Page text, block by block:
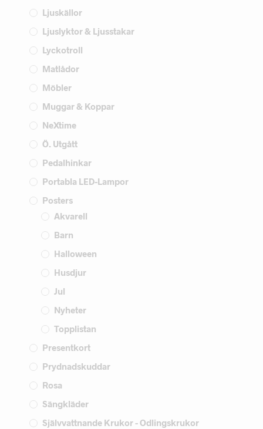
Ljuskällor
Ljuslyktor & Ljusstakar
Lyckotroll
Matlådor
Möbler
Muggar & Koppar
NeXtime
Ö. Utgått
Pedalhinkar
Portabla LED-Lampor
Posters
Akvarell
Barn
Halloween
Husdjur
Jul
Nyheter
Topplistan
Presentkort
Prydnadskuddar
Rosa
Sängkläder
Självvattnande Krukor - Odlingskrukor